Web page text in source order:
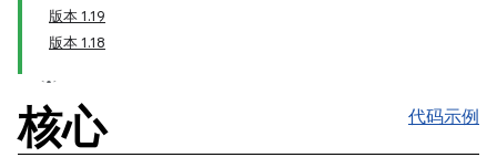
版本 1.19
版本 1.18
核心 代码示例